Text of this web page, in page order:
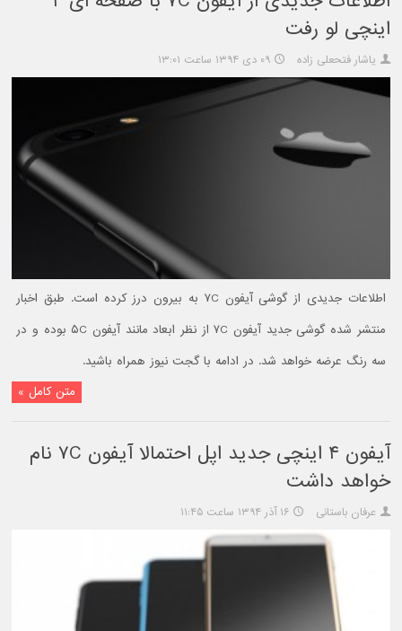
اینچی لو رفت
یاشار فتحعلی زاده ۰۹ دی ۱۳۹۴ ساعت ۱۳:۰۱
اطلاعات جدیدی از گوشی آیفون ۷C به بیرون درز کرده است. طبق اخبار
منتشر شده گوشی جدید آیفون ۷C از نظر ابعاد مانند آیفون ۵C بوده و در
سه رنگ عرضه خواهد شد. در ادامه با گجت نیوز همراه باشید.
متن کامل »
آیفون ۴ اینچی جدید اپل احتمالا آیفون ۷C نام
خواهد داشت
عرفان باستانی ۱۶ آذر ۱۳۹۴ ساعت ۱۱:۴۵